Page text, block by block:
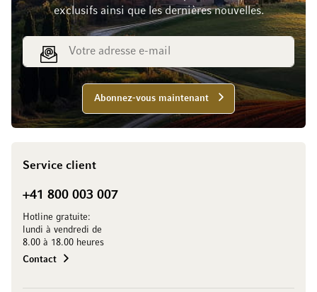
exclusifs ainsi que les dernières nouvelles.
Adresse e-mail
Abonnez-vous maintenant
Service client
+41 800 003 007
Hotline gratuite:
lundi à vendredi de
8.00 à 18.00 heures
Contact